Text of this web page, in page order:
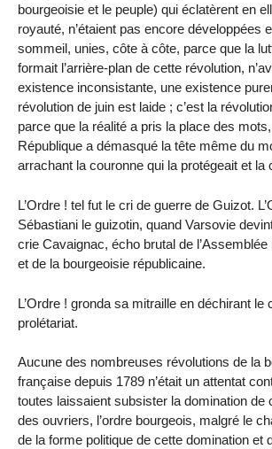
bourgeoisie et le peuple) qui éclatèrent en
royauté, n’étaient pas encore développées
sommeil, unies, côte à côte, parce que la
formait l’arrière-plan de cette révolution,
existence inconsistante, une existence
révolution de juin est laide ; c’est la
parce que la réalité a pris la place des
République a démasqué la tête même du
arrachant la couronne qui la protégeait et la
L’Ordre ! tel fut le cri de guerre de Guizot.
Sébastiani le guizotin, quand Varsovie
crie Cavaignac, écho brutal de
et de la bourgeoisie républicaine.
L’Ordre ! gronda sa mitraille en déchirant le
prolétariat.
Aucune des nombreuses révolutions de la
française depuis 1789 n’était un attentat
toutes laissaient subsister la domination de
des ouvriers, l’ordre bourgeois, malgré le
de la forme politique de cette domination et